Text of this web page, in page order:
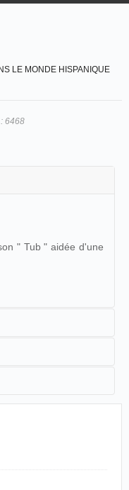
LE MONDE HISPANIQUE
6468
" Tub " aidée d'une